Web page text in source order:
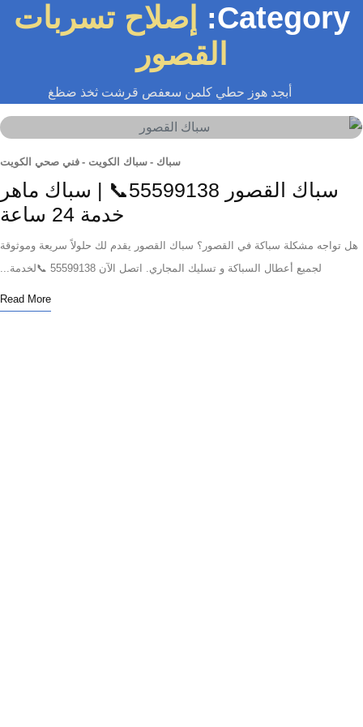
إصلاح تسربات
القصور
أبجد هوز حطي كلمن سعفص قرشت ثخذ ضظغ
سباك- سباك الكويت- فني صحي الكويت
سباك القصور 55599138📞 | سباك ماهر
خدمة 24 ساعة
مشكلة سباكة في القصور؟ سباك القصور يقدم لك حلولاً سريعة وموثوقة
لجميع أعطال السباكة و تسليك المجاري. اتصل الآن 55599138 📞لخدمة...
Read More